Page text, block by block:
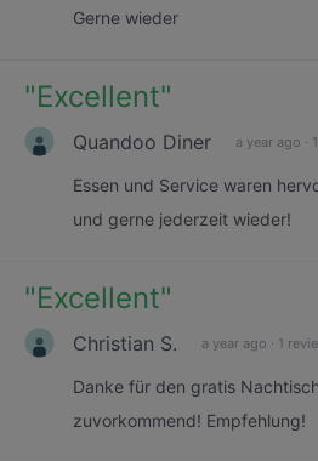
Gerne wieder
"Excellent"
Quandoo Diner a year ago ·
Essen und Service waren
und gerne jederzeit wieder!
"Excellent"
Christian S. a year ago · 1
Danke für den gratis
zuvorkommend! Empfehlung!